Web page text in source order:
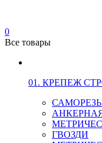
0
Все товары
01. КРЕПЕЖ
АНКЕРНАЯ
ГВОЗДИ